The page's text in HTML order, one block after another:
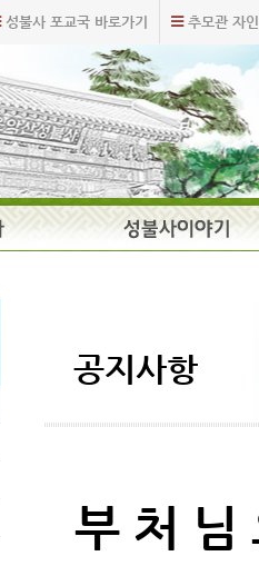
성불사 포교국 바로가기 추모관 자
공지사항
부 처 님